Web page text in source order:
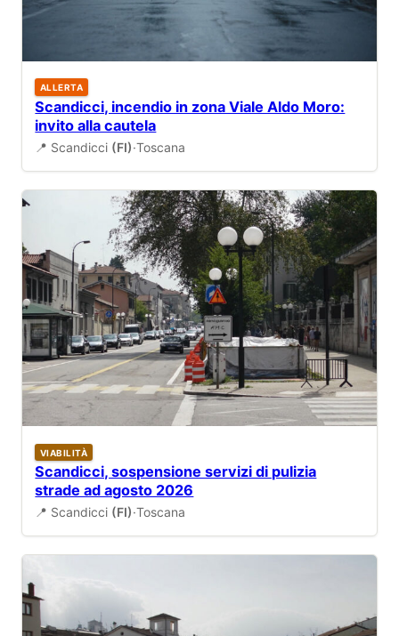
ALLERTA
Scandicci, incendio in zona Viale Aldo Moro:
invito alla cautela
📍 Scandicci (FI)·Toscana
VIABILITÀ
Scandicci, sospensione servizi di pulizia
strade ad agosto 2026
📍 Scandicci (FI)·Toscana